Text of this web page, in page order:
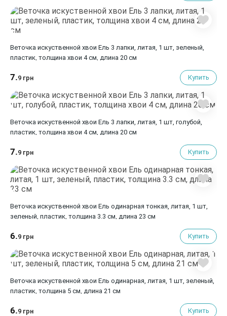
Веточка искуственной хвои Ель 3 лапки, литая, 1 шт, зеленый,
пластик, толщина хвои 4 см, длина 20 см
7.9 грн Купить
Веточка искуственной хвои Ель 3 лапки, литая, 1 шт, голубой,
пластик, толщина хвои 4 см, длина 20 см
7.9 грн Купить
Веточка искуственной хвои Ель одинарная тонкая, литая, 1 шт,
зеленый, пластик, толщина 3.3 см, длина 23 см
6.9 грн Купить
Веточка искуственной хвои Ель одинарная, литая, 1 шт, зеленый,
пластик, толщина 5 см, длина 21 см
6.9 грн Купить